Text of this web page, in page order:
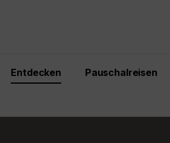
Entdecken Pauschalreisen